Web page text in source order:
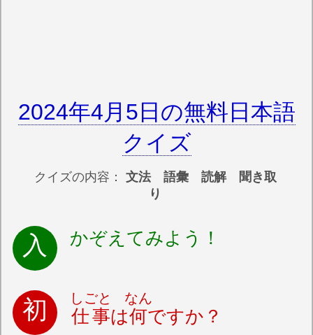
2024年4月5日の無料日本語
クイズ
クイズの内容： 文法 語彙 読解 聞き取
り
かぞえてみよう！
仕事
しごと
は何
なん
ですか？